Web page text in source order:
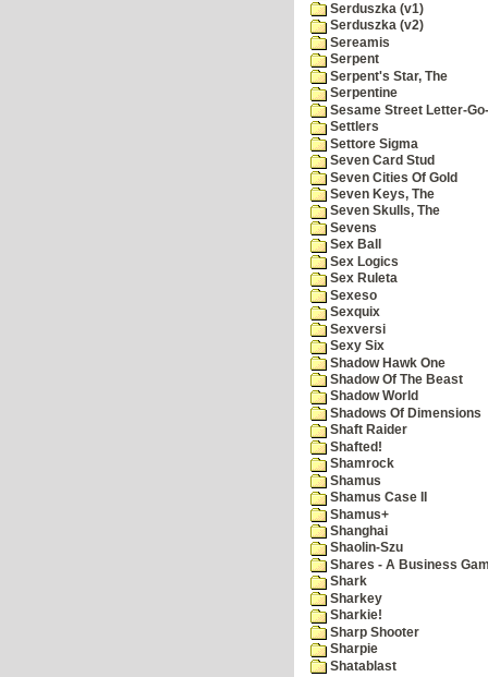
Serduszka (v1)
Serduszka (v2)
Sereamis
Serpent
Serpent's Star, The
Serpentine
Sesame Street Letter-
Settlers
Settore Sigma
Seven Card Stud
Seven Cities Of Gold
Seven Keys, The
Seven Skulls, The
Sevens
Sex Ball
Sex Logics
Sex Ruleta
Sexeso
Sexquix
Sexversi
Sexy Six
Shadow Hawk One
Shadow Of The Beast
Shadow World
Shadows Of Dimensions
Shaft Raider
Shafted!
Shamrock
Shamus
Shamus Case II
Shamus+
Shanghai
Shaolin-Szu
Shares - A Business
Shark
Sharkey
Sharkie!
Sharp Shooter
Sharpie
Shatablast